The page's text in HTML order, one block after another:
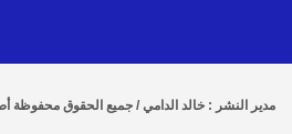
مدير النشر : خالد الدامي / جميع الحقوق محفوظة